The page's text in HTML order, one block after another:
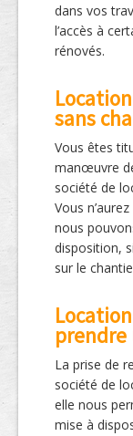
dans vos
l’accès à
rénovés.
sans
Vous êtes
manœuvre
société de
Vous
nous
disposition,
sur le
prendre
La prise de
société de
elle nous
mise à